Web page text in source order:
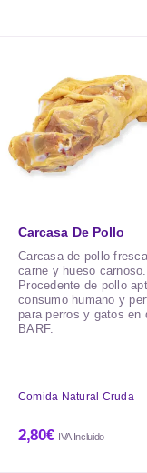
Carcasa De Pollo
Carcasa de pollo
carne y hueso carnoso.
Procedente de pollo
consumo humano y
para perros y gatos en
BARF.
Comida Natural Cruda
2,80€ IVA Incluido